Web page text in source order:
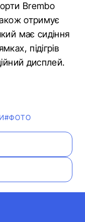
Brembo
отримує
має сидіння
підігрів
дисплей.
#ФОТО